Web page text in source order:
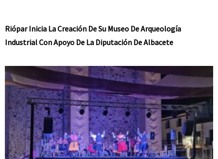
Riópar Inicia La Creación De Su Museo De Arqueología
Industrial Con Apoyo De La Diputación De Albacete